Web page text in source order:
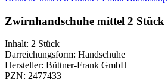
Zwirnhandschuhe mittel 2 Stück
Inhalt: 2 Stück
Darreichungsform: Handschuhe
Hersteller: Büttner-Frank GmbH
PZN: 2477433